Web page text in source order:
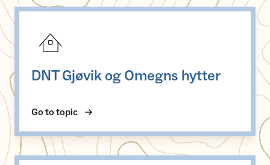
DNT Gjøvik og Omegns hytter
Go to topic